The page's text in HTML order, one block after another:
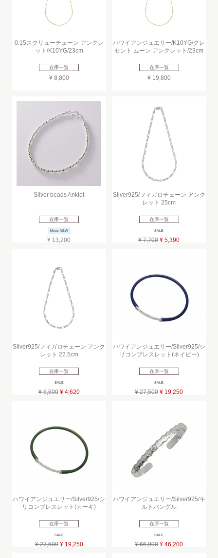
0.15スクリューチェーン アンクレ
ット/K10YG/23cm
在庫一覧
¥ 8,800
ハワイアンジュエリー/K10YG/クレ
セント ムーン アンクレット/23cm
在庫一覧
¥ 19,800
Silver beads Anklet
在庫一覧
Mens NEW
¥ 13,200
Silver925/フィガロチェーン アンク
レット 25cm
在庫一覧
SALE
¥ 7,700 ¥ 5,390
Silver925/フィガロチェーン アンク
レット 22.5cm
在庫一覧
SALE
¥ 6,600 ¥ 4,620
ハワイアンジュエリー/Silver925/シ
リコンブレスレット(ネイビー)
在庫一覧
SALE
¥ 27,500 ¥ 19,250
ハワイアンジュエリー/Silver925/シ
リコンブレスレット(カーキ)
在庫一覧
SALE
¥ 27,500 ¥ 19,250
ハワイアンジュエリー/Silver925/キ
ルトバングル
在庫一覧
SALE
¥ 66,000 ¥ 46,200